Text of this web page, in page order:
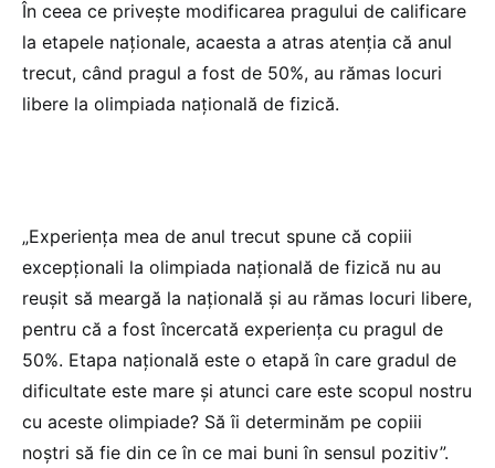
În ceea ce privește modificarea pragului de calificare
la etapele naționale, acaesta a atras atenția că anul
trecut, când pragul a fost de 50%, au rămas locuri
libere la olimpiada națională de fizică.
„Experiența mea de anul trecut spune că copiii
excepționali la olimpiada națională de fizică nu au
reușit să meargă la națională și au rămas locuri libere,
pentru că a fost încercată experiența cu pragul de
50%. Etapa națională este o etapă în care gradul de
dificultate este mare și atunci care este scopul nostru
cu aceste olimpiade? Să îi determinăm pe copiii
noștri să fie din ce în ce mai buni în sensul pozitiv”.